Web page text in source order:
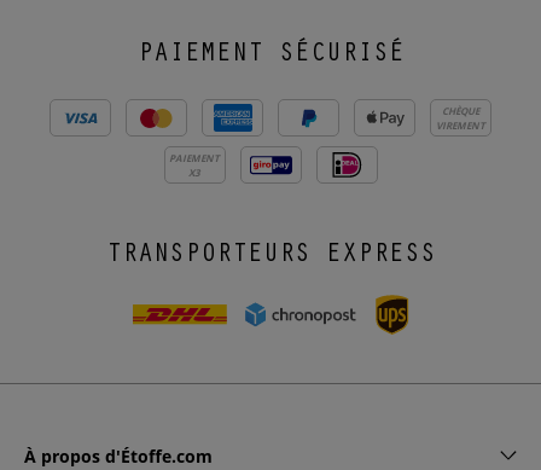
PAIEMENT SÉCURISÉ
CHÈQUE
VIREMENT
PAIEMENT
X3
TRANSPORTEURS EXPRESS
À propos d'Étoffe.com